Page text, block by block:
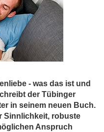
- was das ist und
der Tübinger
in seinem neuen Buch.
Sinnlichkeit, robuste
Anspruch